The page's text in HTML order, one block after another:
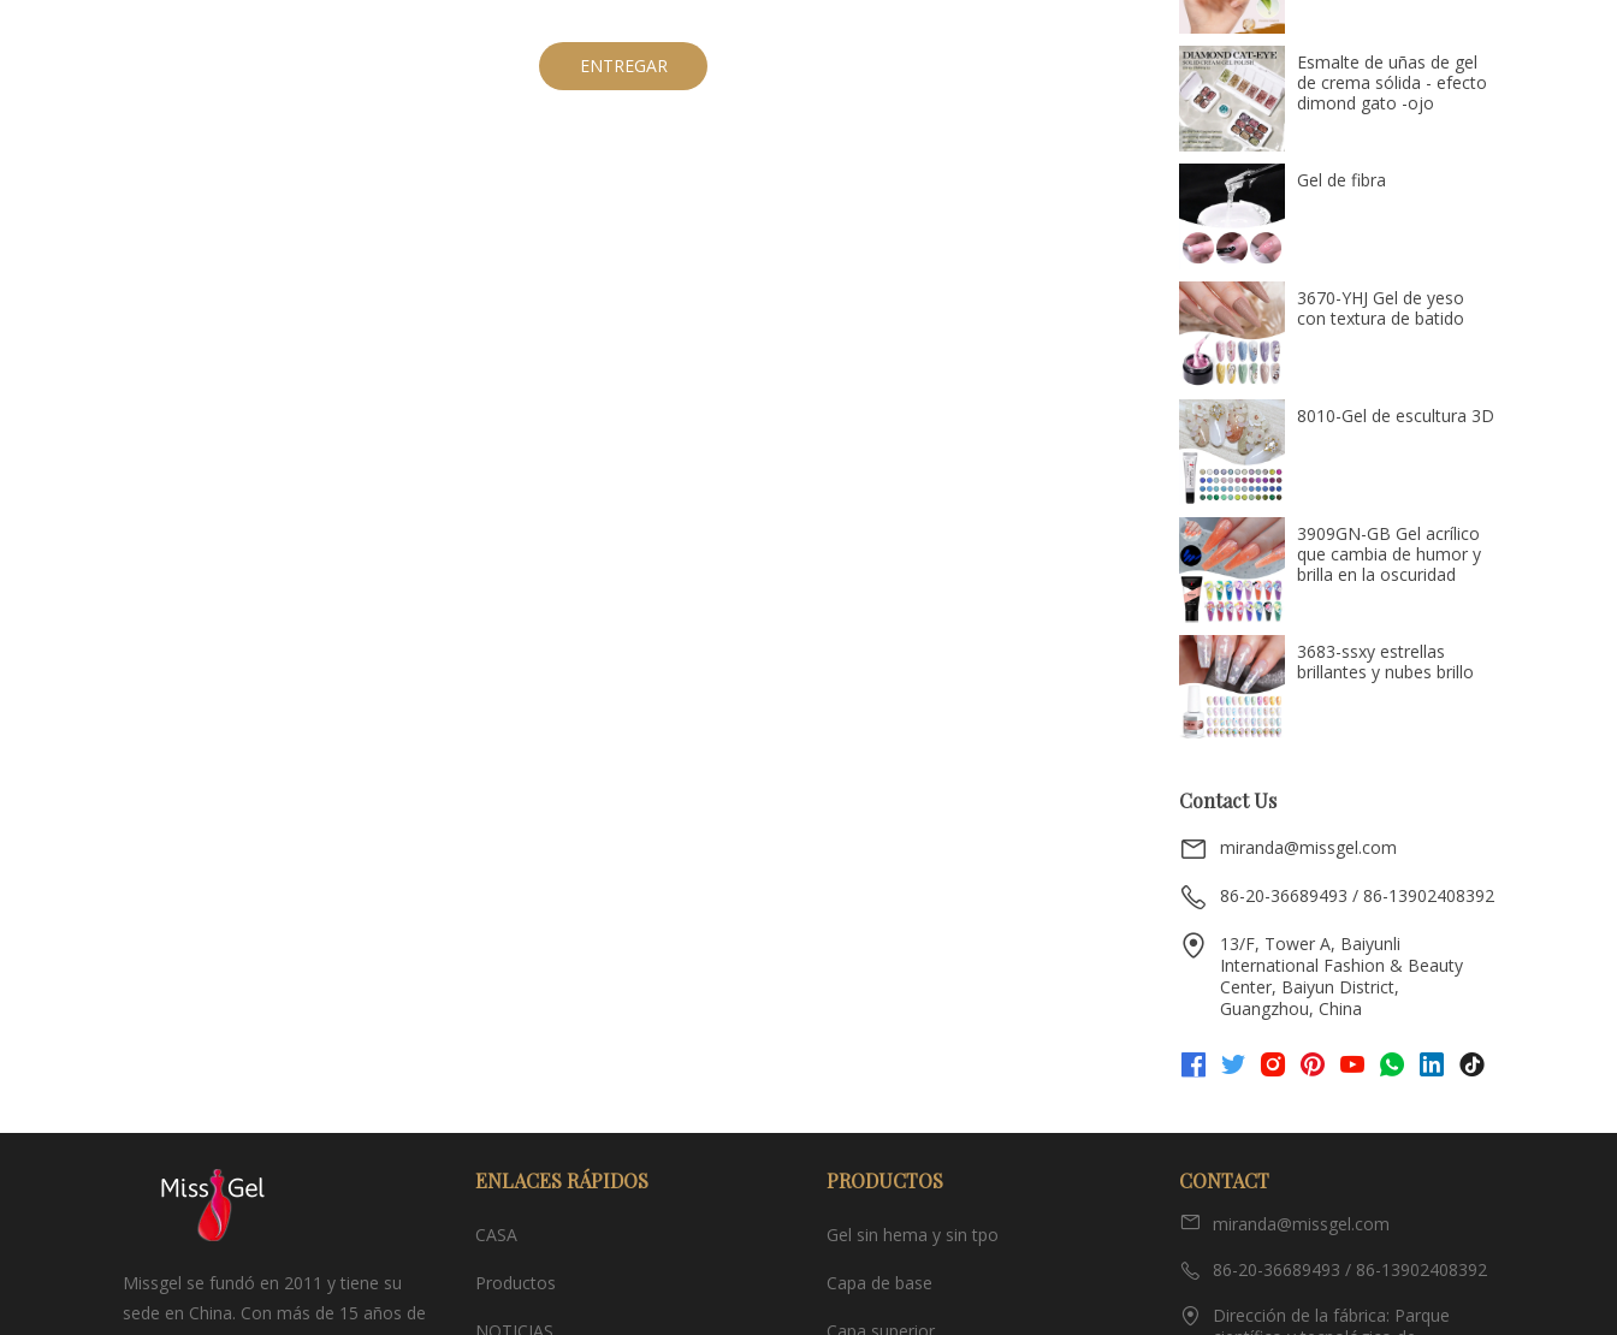
ENTREGAR
Esmalte de uñas de gel
de crema sólida - efecto
dimond gato -ojo
Gel de fibra
3670-YHJ Gel de yeso
con textura de batido
8010-Gel de escultura 3D
3909GN-GB Gel acrílico
que cambia de humor y
brilla en la oscuridad
3683-ssxy estrellas
brillantes y nubes brillo
Contact Us
miranda@missgel.com
86-20-36689493 / 86-13902408392
13/F, Tower A, Baiyunli
International Fashion & Beauty
Center, Baiyun District,
Guangzhou, China
Missgel se fundó en 2011 y tiene su
sede en China. Con más de 15 años de
ENLACES RÁPIDOS
CASA
Productos
PRODUCTOS
Gel sin hema y sin tpo
Capa de base
CONTACT
miranda@missgel.com
86-20-36689493 / 86-13902408392
Dirección de la fábrica: Parque